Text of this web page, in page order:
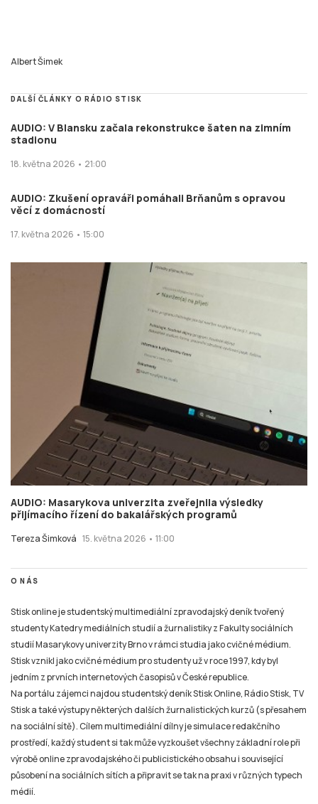
Albert Šimek
DALŠÍ ČLÁNKY O RÁDIO STISK
AUDIO: V Blansku začala rekonstrukce šaten na zimním
stadionu
18. května 2026 • 21:00
AUDIO: Zkušení opraváři pomáhali Brňanům s opravou
věcí z domácností
17. května 2026 • 15:00
AUDIO: Masarykova univerzita zveřejnila výsledky
přijímacího řízení do bakalářských programů
Tereza Šimková 15. května 2026 • 11:00
O NÁS
Stisk online je studentský multimediální zpravodajský deník tvořený
studenty Katedry mediálních studií a žurnalistiky z Fakulty sociálních
studií Masarykovy univerzity Brno v rámci studia jako cvičné médium.
Stisk vznikl jako cvičné médium pro studenty už v roce 1997, kdy byl
jedním z prvních internetových časopisů v České republice.
Na portálu zájemci najdou studentský deník Stisk Online, Rádio Stisk, TV
Stisk a také výstupy některých dalších žurnalistických kurzů (s přesahem
na sociální sítě). Cílem multimediální dílny je simulace redakčního
prostředí, každý student si tak může vyzkoušet všechny základní role při
výrobě online zpravodajského či publicistického obsahu i související
působení na sociálních sítích a připravit se tak na praxi v různých typech
médií.